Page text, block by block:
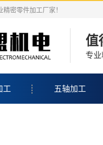
密零件加工厂家！
值
专
工 五轴加工